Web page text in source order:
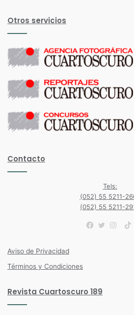
Otros servicios
Contacto
Tels:
(052) 55 5211-
(052) 55 5211-
Aviso de Privacidad
Términos y Condiciones
Revista Cuartoscuro 189